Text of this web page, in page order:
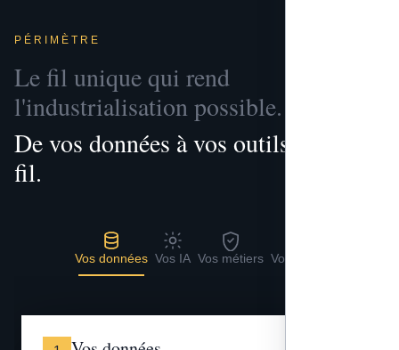
PÉRIMÈTRE
Le fil unique qui rend
l'industrialisation possible.
De vos données à vos outils, un seul
fil.
Vos données Vos IA Vos métiers Vos outils